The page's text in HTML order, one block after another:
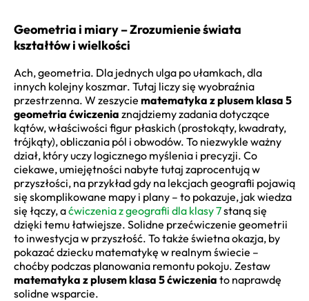
Geometria i miary – Zrozumienie świata
kształtów i wielkości
Ach, geometria. Dla jednych ulga po ułamkach, dla
innych kolejny koszmar. Tutaj liczy się wyobraźnia
przestrzenna. W zeszycie matematyka z plusem klasa 5
geometria ćwiczenia znajdziemy zadania dotyczące
kątów, właściwości figur płaskich (prostokąty, kwadraty,
trójkąty), obliczania pól i obwodów. To niezwykle ważny
dział, który uczy logicznego myślenia i precyzji. Co
ciekawe, umiejętności nabyte tutaj zaprocentują w
przyszłości, na przykład gdy na lekcjach geografii pojawią
się skomplikowane mapy i plany – to pokazuje, jak wiedza
się łączy, aćwiczenia z geografii dla klasy 7staną się
dzięki temu łatwiejsze. Solidne przećwiczenie geometrii
to inwestycja w przyszłość. To także świetna okazja, by
pokazać dziecku matematykę w realnym świecie –
choćby podczas planowania remontu pokoju. Zestaw
matematyka z plusem klasa 5 ćwiczenia to naprawdę
solidne wsparcie.